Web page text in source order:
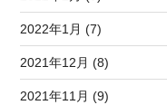
2022年1月 (7)
2021年12月 (8)
2021年11月 (9)